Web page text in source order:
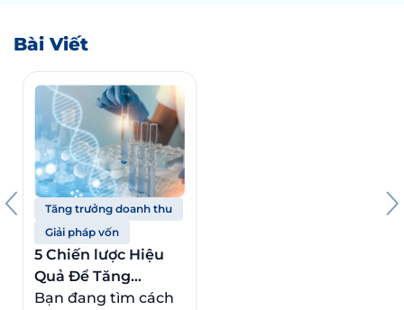
Bài Viết
Tăng trưởng doanh thu
Giải pháp vốn
5 Chiến lược Hiệu
Quả Để Tăng
Trưởng Doanh Thu
Bạn đang tìm cách